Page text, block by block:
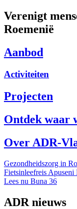
Verenigt
Roemenië
Aanbod
Activiteiten
Projecten
Ontdek waar
Over ADR-
Gezondheidszorg in
Fietsinleefreis Apuseni
Lees nu Buna 36
ADR nieuws